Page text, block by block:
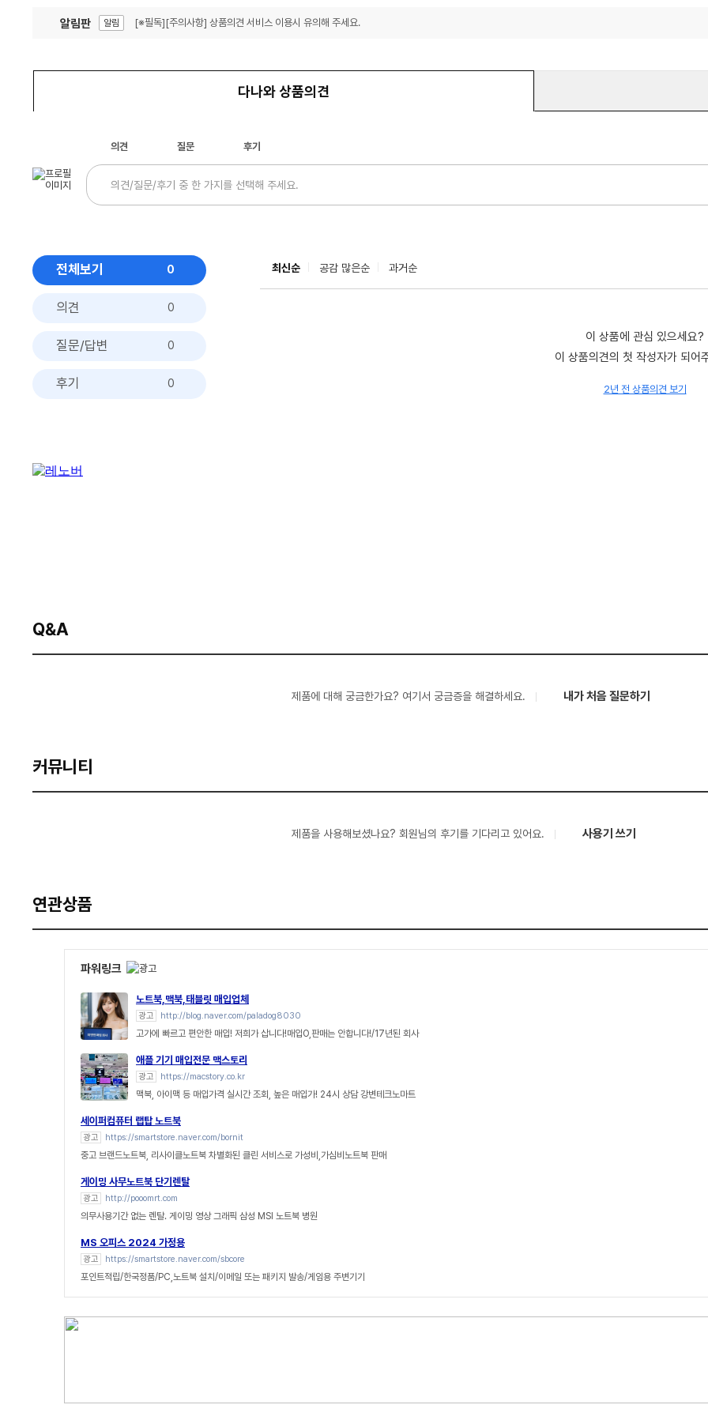
알림판 알림 [※필독][주의사항] 상품의견 서비스 이용시 유의해 주세요.
다나와 상품의견
의견 질문 후기
전체보기 0
의견 0
질문/답변 0
후기 0
최신순 공감 많은순 과거순
이 상품에 관심 있으세요?
이 상품의견의 첫 작성자가 되어
2년 전 상품의견 보기
Q&A
제품에 대해 궁금한가요? 여기서 궁금증을 해결하세요. 내가 처음 질문하기
커뮤니티
제품을 사용해보셨나요? 회원님의 후기를 기다리고 있어요. 사용기 쓰기
연관상품
파워링크
노트북,맥북,태블릿 매입업체
광고 http://blog.naver.com/paladog8030
고가에 빠르고 편안한 매입! 저희가 삽니다!매입O,판매는 안합니다!/17년된 회사
애플 기기 매입전문 맥스토리
광고 https://macstory.co.kr
맥북, 아이맥 등 매입가격 실시간 조회, 높은 매입가! 24시 상담 강변테크노마트
세이퍼컴퓨터 랩탑 노트북
광고 https://smartstore.naver.com/bornit
중고 브랜드노트북, 리사이클노트북 차별화된 클린 서비스로 가성비,가심비노트북 판매
게이밍 사무노트북 단기렌탈
광고 http://pooomrt.com
의무사용기간 없는 렌탈. 게이밍 영상 그래픽 삼성 MSI 노트북 병원
MS 오피스 2024 가정용
광고 https://smartstore.naver.com/sbcore
포인트적립/한국정품/PC,노트북 설치/이메일 또는 패키지 발송/게임용 주변기기